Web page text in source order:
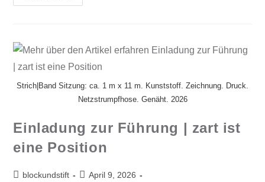
Strich|Band Sitzung: ca. 1 m x 11 m. Kunststoff. Zeichnung. Druck.
Netzstrumpfhose. Genäht. 2026
Einladung zur Führung | zart ist
eine Position
blockundstift
April 9, 2026